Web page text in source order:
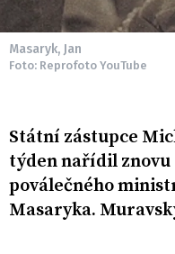
Masaryk, Jan
Foto: Reprofoto YouTube
Státní zástupce
týden nařídil
poválečného
Masaryka.